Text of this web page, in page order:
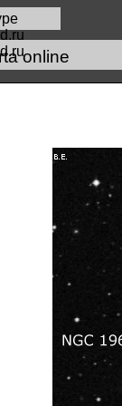
online